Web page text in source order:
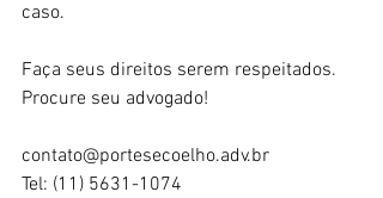
caso.
Faça seus direitos serem respeitados.
Procure seu advogado!
contato@portesecoelho.adv.br
Tel: (11) 5631-1074